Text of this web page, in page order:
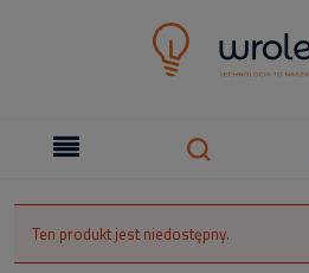
Ten produkt jest niedostępny.